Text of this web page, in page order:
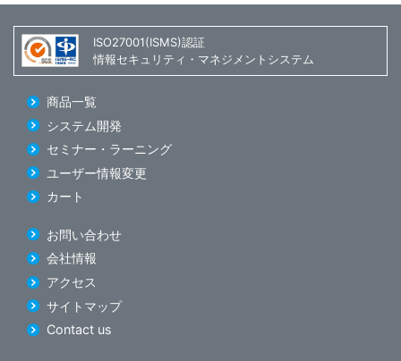
ISO27001(ISMS)認証
情報セキュリティ・マネジメントシステム
商品一覧
システム開発
セミナー・ラーニング
ユーザー情報変更
カート
お問い合わせ
会社情報
アクセス
サイトマップ
Contact us